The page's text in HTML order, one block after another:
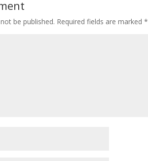
be published. Required fields are marked*